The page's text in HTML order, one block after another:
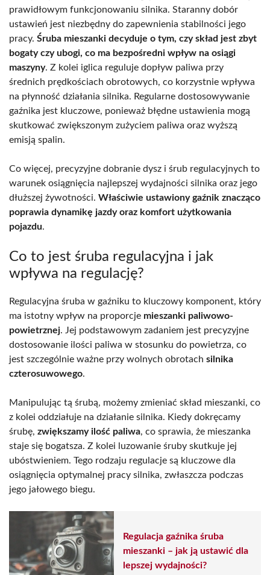
prawidłowym funkcjonowaniu silnika. Staranny dobór
ustawień jest niezbędny do zapewnienia stabilności jego
pracy. Śruba mieszanki decyduje o tym, czy skład jest zbyt
bogaty czy ubogi, co ma bezpośredni wpływ na osiągi
maszyny. Z kolei iglica reguluje dopływ paliwa przy
średnich prędkościach obrotowych, co korzystnie wpływa
na płynność działania silnika. Regularne dostosowywanie
gaźnika jest kluczowe, ponieważ błędne ustawienia mogą
skutkować zwiększonym zużyciem paliwa oraz wyższą
emisją spalin.
Co więcej, precyzyjne dobranie dysz i śrub regulacyjnych to
warunek osiągnięcia najlepszej wydajności silnika oraz jego
dłuższej żywotności. Właściwie ustawiony gaźnik znacząco
poprawia dynamikę jazdy oraz komfort użytkowania
pojazdu.
Co to jest śruba regulacyjna i jak
wpływa na regulację?
Regulacyjna śruba w gaźniku to kluczowy komponent, który
ma istotny wpływ na proporcje mieszanki paliwowo-
powietrznej. Jej podstawowym zadaniem jest precyzyjne
dostosowanie ilości paliwa w stosunku do powietrza, co
jest szczególnie ważne przy wolnych obrotach silnika
czterosuwowego.
Manipulując tą śrubą, możemy zmieniać skład mieszanki, co
z kolei oddziałuje na działanie silnika. Kiedy dokręcamy
śrubę, zwiększamy ilość paliwa, co sprawia, że mieszanka
staje się bogatsza. Z kolei luzowanie śruby skutkuje jej
ubóstwieniem. Tego rodzaju regulacje są kluczowe dla
osiągnięcia optymalnej pracy silnika, zwłaszcza podczas
jego jałowego biegu.
Regulacja gaźnika śruba
mieszanki – jak ją ustawić dla
lepszej wydajności?